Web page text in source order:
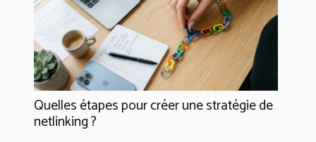
Quelles étapes pour créer une stratégie de
netlinking ?